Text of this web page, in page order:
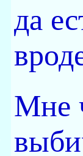
да
Мне